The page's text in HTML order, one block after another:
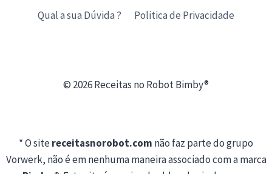
Qual a sua Dúvida ?
Politica de Privacidade
© 2026 Receitas no Robot Bimby®
* O sitereceitasnorobot.com não faz parte do grupo
Vorwerk, não é em nenhuma maneira associado com a marca